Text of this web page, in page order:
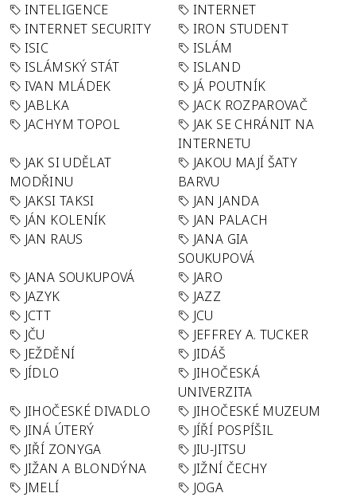
INTELIGENCE
INTERNET
INTERNET SECURITY
IRON STUDENT
ISIC
ISLÁM
ISLÁMSKÝ STÁT
ISLAND
IVAN MLÁDEK
JÁ POUTNÍK
JABLKA
JACK ROZPAROVAČ
JACHYM TOPOL
JAK SE CHRÁNIT NA
INTERNETU
JAK SI UDĚLAT
MODŘINU
JAKOU MAJÍ ŠATY
BARVU
JAKSI TAKSI
JAN JANDA
JÁN KOLENÍK
JAN PALACH
JAN RAUS
JANA GIA
SOUKUPOVÁ
JANA SOUKUPOVÁ
JARO
JAZYK
JAZZ
JCTT
JCU
JČU
JEFFREY A. TUCKER
JEŽDĚNÍ
JIDÁŠ
JÍDLO
JIHOČESKÁ
UNIVERZITA
JIHOČESKÉ DIVADLO
JIHOČESKÉ MUZEUM
JINÁ ÚTERÝ
JÍŘÍ POSPÍŠIL
JIŘÍ ZONYGA
JIU-JITSU
JIŽAN A BLONDÝNA
JIŽNÍ ČECHY
JMELÍ
JOGA